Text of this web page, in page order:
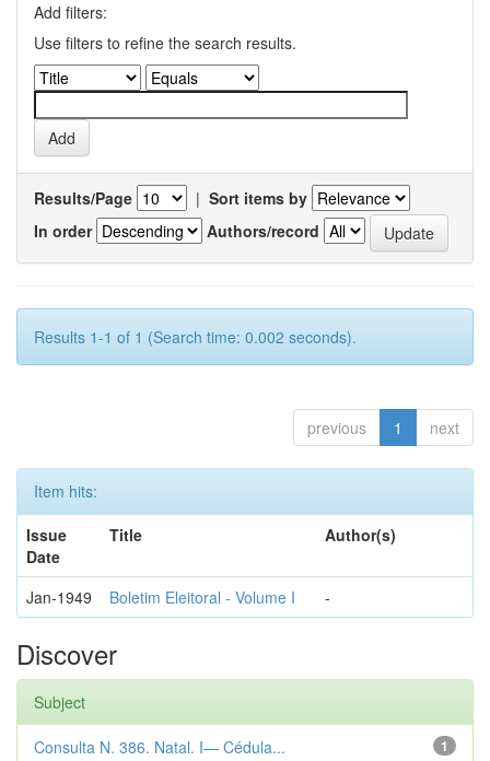
Add filters:
Use filters to refine the search results.
Results/Page | Sort items by
In order
Authors/record
Results 1-1 of 1 (Search time: 0.002 seconds).
previous 1 next
Item hits:
Issue
Date
Title Author(s)
Jan-1949 Boletim Eleitoral - Volume I -
Discover
Subject
1
Consulta N. 386. Natal. I— Cédula...